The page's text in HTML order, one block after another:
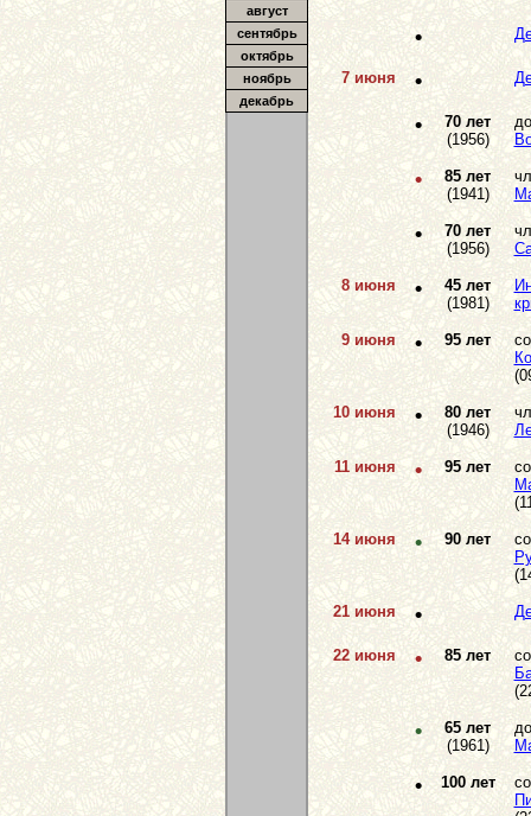
август
сентябрь
октябрь
ноябрь
декабрь
•
7 июня •
•
70 лет
(1956)
•
85 лет
(1941)
•
70 лет
(1956)
8 июня •
45 лет
(1981)
9 июня • 95 лет
10 июня •
80 лет
(1946)
11 июня • 95 лет
14 июня • 90 лет
21 июня •
22 июня • 85 лет
•
65 лет
(1961)
• 100 лет